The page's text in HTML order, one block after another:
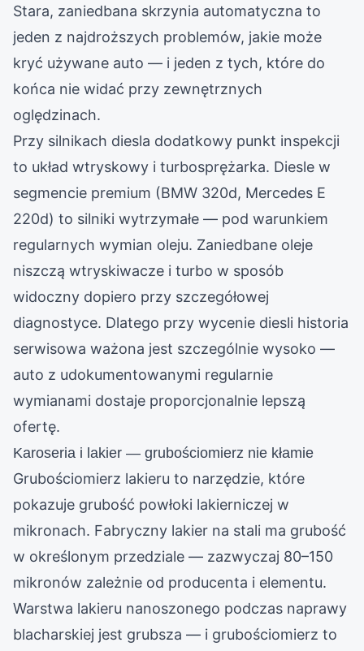
Stara, zaniedbana skrzynia automatyczna to
jeden z najdroższych problemów, jakie może
kryć używane auto — i jeden z tych, które do
końca nie widać przy zewnętrznych
oględzinach.
Przy silnikach diesla dodatkowy punkt inspekcji
to układ wtryskowy i turbosprężarka. Diesle w
segmencie premium (BMW 320d, Mercedes E
220d) to silniki wytrzymałe — pod warunkiem
regularnych wymian oleju. Zaniedbane oleje
niszczą wtryskiwacze i turbo w sposób
widoczny dopiero przy szczegółowej
diagnostyce. Dlatego przy wycenie diesli historia
serwisowa ważona jest szczególnie wysoko —
auto z udokumentowanymi regularnie
wymianami dostaje proporcjonalnie lepszą
ofertę.
Karoseria i lakier — grubościomierz nie kłamie
Grubościomierz lakieru to narzędzie, które
pokazuje grubość powłoki lakierniczej w
mikronach. Fabryczny lakier na stali ma grubość
w określonym przedziale — zazwyczaj 80–150
mikronów zależnie od producenta i elementu.
Warstwa lakieru nanoszonego podczas naprawy
blacharskiej jest grubsza — i grubościomierz to